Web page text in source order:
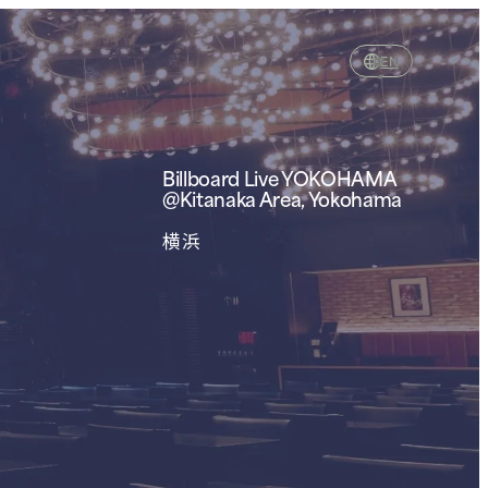
EN
Billboard LiveYOKOHAMA
@Kitanaka Area, Yokohama
横浜